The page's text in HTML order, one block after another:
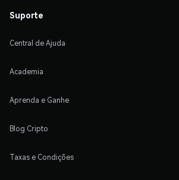
Suporte
Central de Ajuda
Academia
Aprenda e Ganhe
Blog Cripto
Taxas e Condições